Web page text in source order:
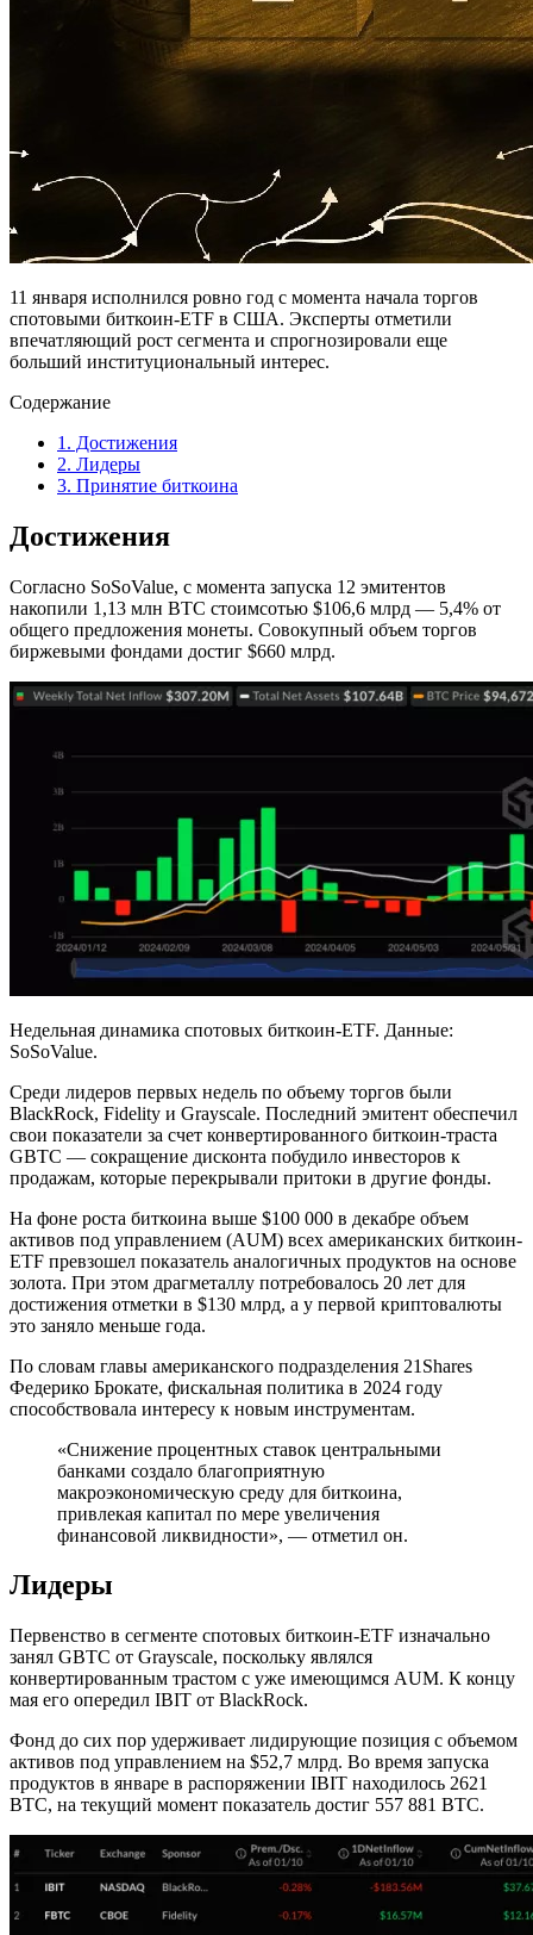
11 января исполнился ровно год с момента начала торгов
спотовыми биткоин-ETF в США. Эксперты отметили
впечатляющий рост сегмента и спрогнозировали еще
больший институциональный интерес.
Содержание
1. Достижения
2. Лидеры
3. Принятие биткоина
Достижения
Согласно SoSoValue, с момента запуска 12 эмитентов
накопили 1,13 млн BTC стоимсотью $106,6 млрд — 5,4% от
общего предложения монеты. Совокупный объем торгов
биржевыми фондами достиг $660 млрд.
Недельная динамика спотовых биткоин-ETF. Данные:
SoSoValue.
Среди лидеров первых недель по объему торгов были
BlackRock, Fidelity и Grayscale. Последний эмитент обеспечил
свои показатели за счет конвертированного биткоин-траста
GBTC — сокращение дисконта побудило инвесторов к
продажам, которые перекрывали притоки в другие фонды.
На фоне роста биткоина выше $100 000 в декабре объем
активов под управлением (AUM) всех американских биткоин-
ETF превзошел показатель аналогичных продуктов на основе
золота. При этом драгметаллу потребовалось 20 лет для
достижения отметки в $130 млрд, а у первой криптовалюты
это заняло меньше года.
По словам главы американского подразделения 21Shares
Федерико Брокате, фискальная политика в 2024 году
способствовала интересу к новым инструментам.
«Снижение процентных ставок центральными
банками создало благоприятную
макроэкономическую среду для биткоина,
привлекая капитал по мере увеличения
финансовой ликвидности», — отметил он.
Лидеры
Первенство в сегменте спотовых биткоин-ETF изначально
занял GBTC от Grayscale, поскольку являлся
конвертированным трастом с уже имеющимся AUM. К концу
мая его опередил IBIT от BlackRock.
Фонд до сих пор удерживает лидирующие позиция с объемом
активов под управлением на $52,7 млрд. Во время запуска
продуктов в январе в распоряжении IBIT находилось 2621
BTC, на текущий момент показатель достиг 557 881 BTC.